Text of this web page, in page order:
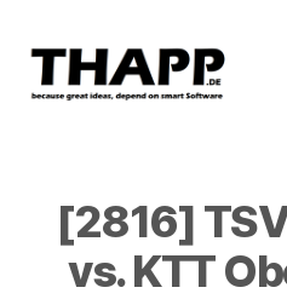
[2816]
vs. KTT